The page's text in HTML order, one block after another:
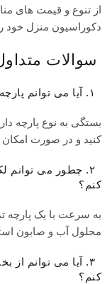
از تنوع و قیمت های
دکوراسیون منزل خود
سوالات
بستگی به نوع پارچه
کنید و در صورت
۲. چطور می توانم
کنم؟
به سرعت با یک پارچه
محلول آب و صابون
۳. آیا می توانم از
کنم؟